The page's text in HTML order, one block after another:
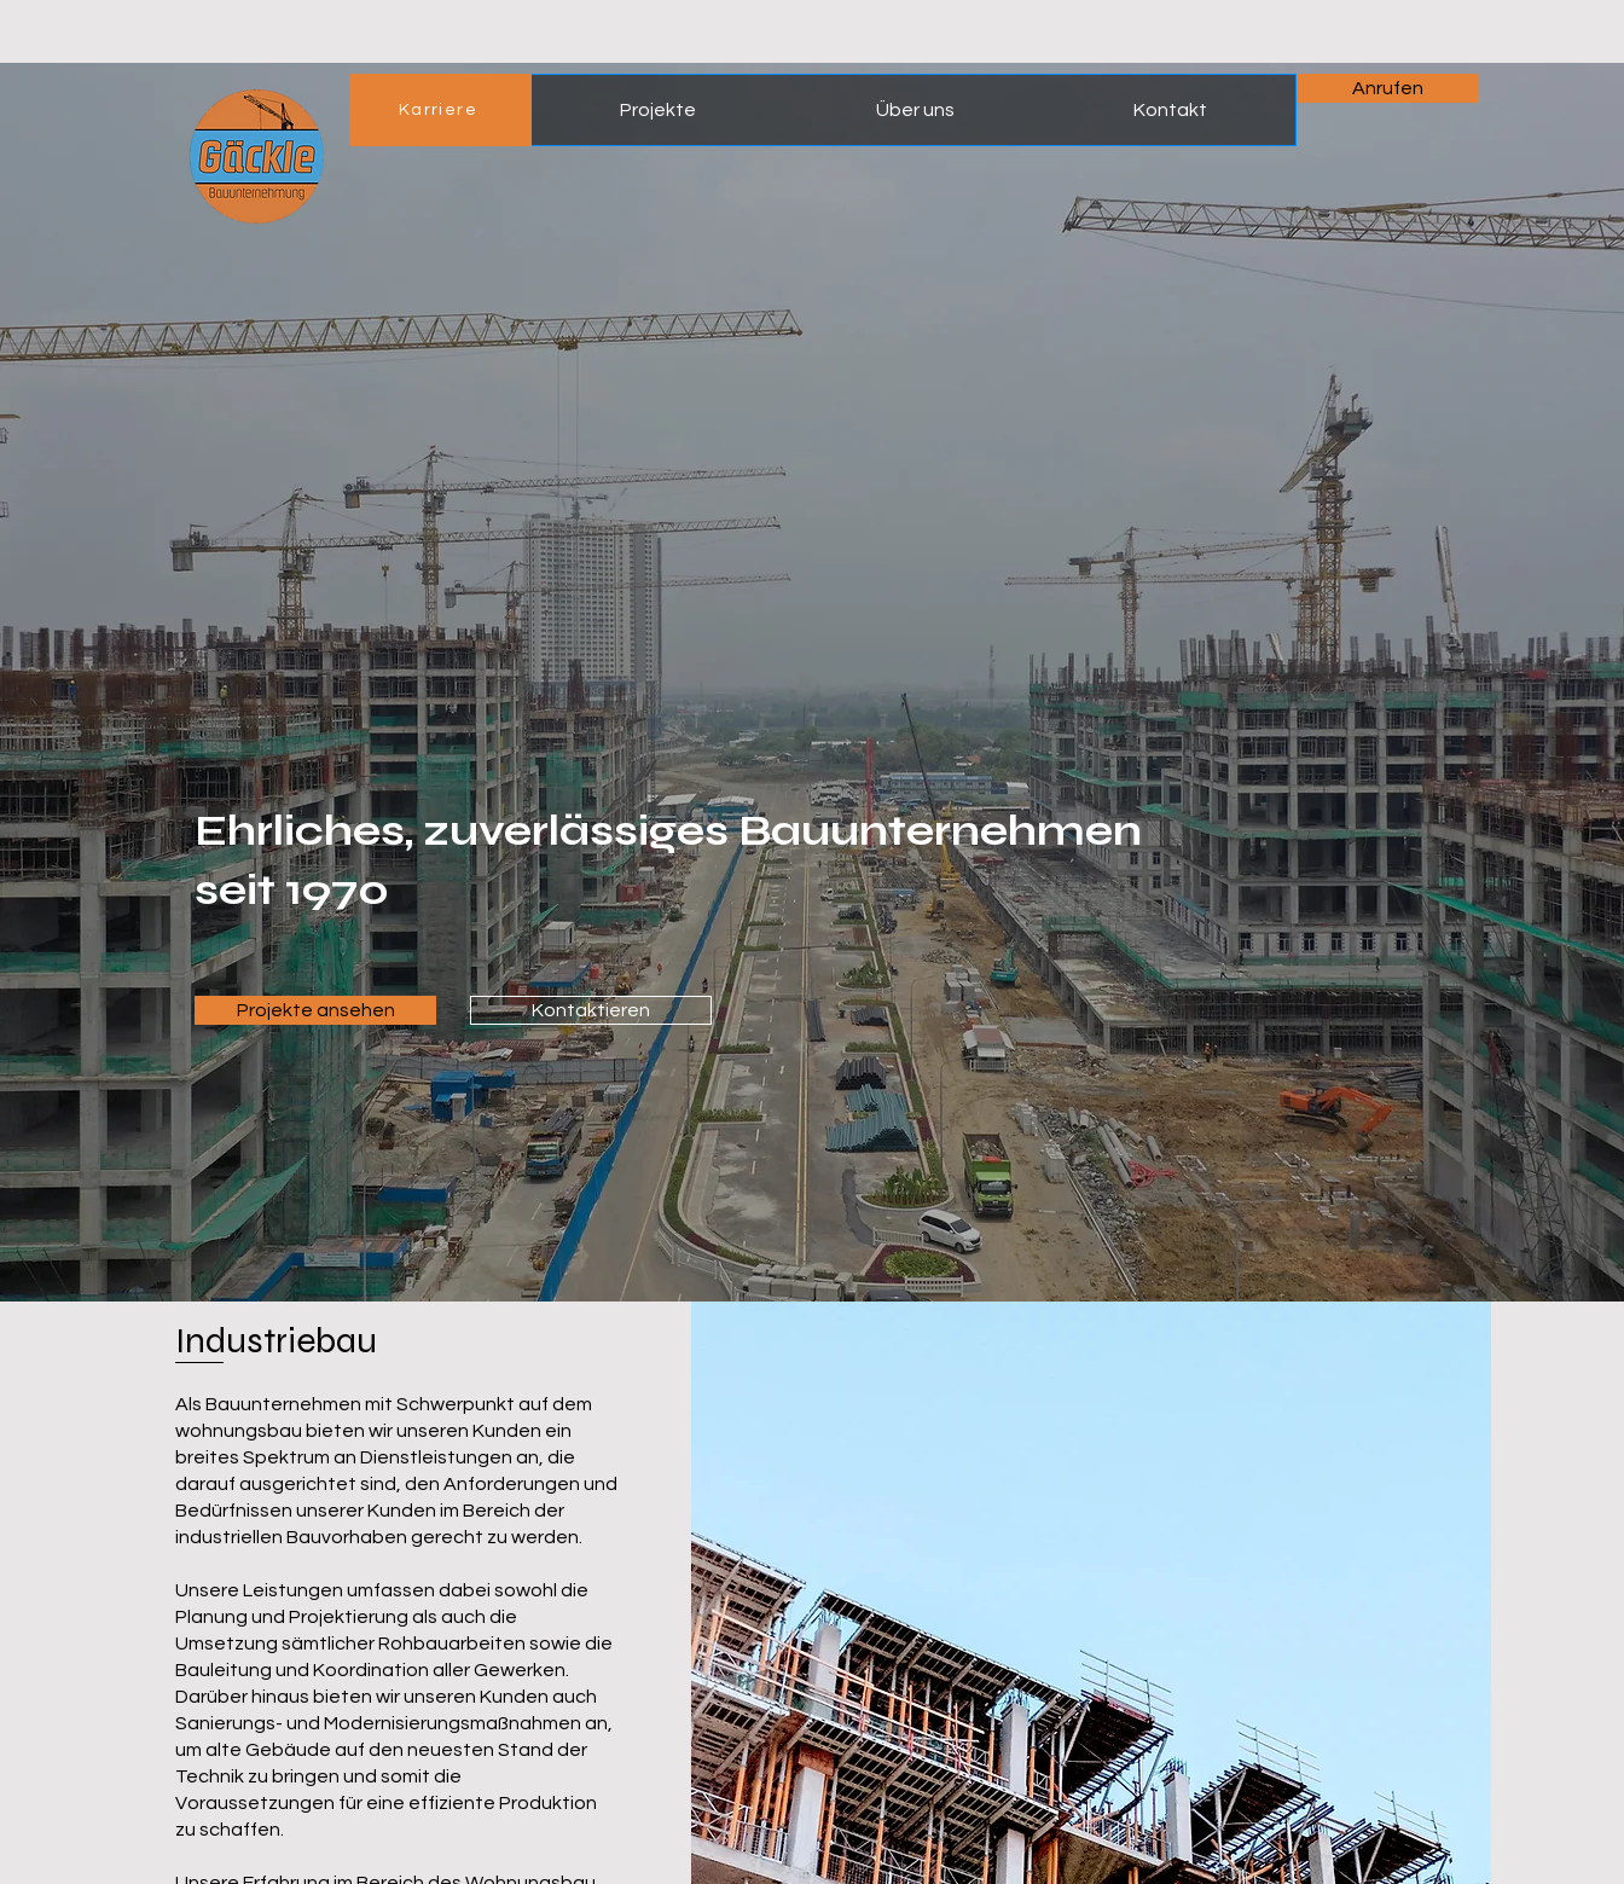
Projekte Über uns Kontakt
Karriere
Anrufen
Wirbauen für die
Zukunft
Ehrliches, zuverlässiges Bauunternehmen
seit 1970
Projekte ansehen Kontaktieren
Industriebau
Als Bauunternehmen mit Schwerpunkt auf dem
wohnungsbau bieten wir unseren Kunden ein
breites Spektrum an Dienstleistungen an, die
darauf ausgerichtet sind, den Anforderungen und
Bedürfnissen unserer Kunden im Bereich der
industriellen Bauvorhaben gerecht zu werden.
Unsere Leistungen umfassen dabei sowohl die
Planung und Projektierung als auch die
Umsetzung sämtlicher Rohbauarbeiten sowie die
Bauleitung und Koordination aller Gewerken.
Darüber hinaus bieten wir unseren Kunden auch
Sanierungs- und Modernisierungsmaßnahmen an,
um alte Gebäude auf den neuesten Stand der
Technik zu bringen und somit die
Voraussetzungen für eine effiziente Produktion
zu schaffen.